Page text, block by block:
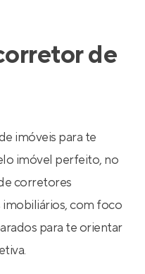
de
imóveis para te
imóvel perfeito, no
corretores
imobiliários, com foco
para te orientar